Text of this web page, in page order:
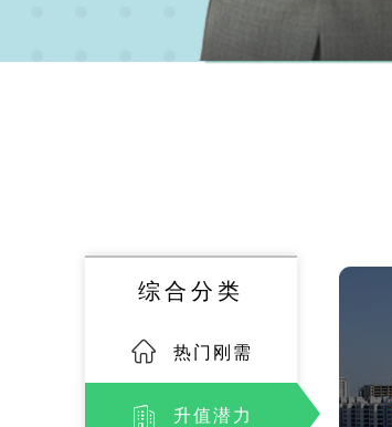
综合分类
热门刚需
升值潜力